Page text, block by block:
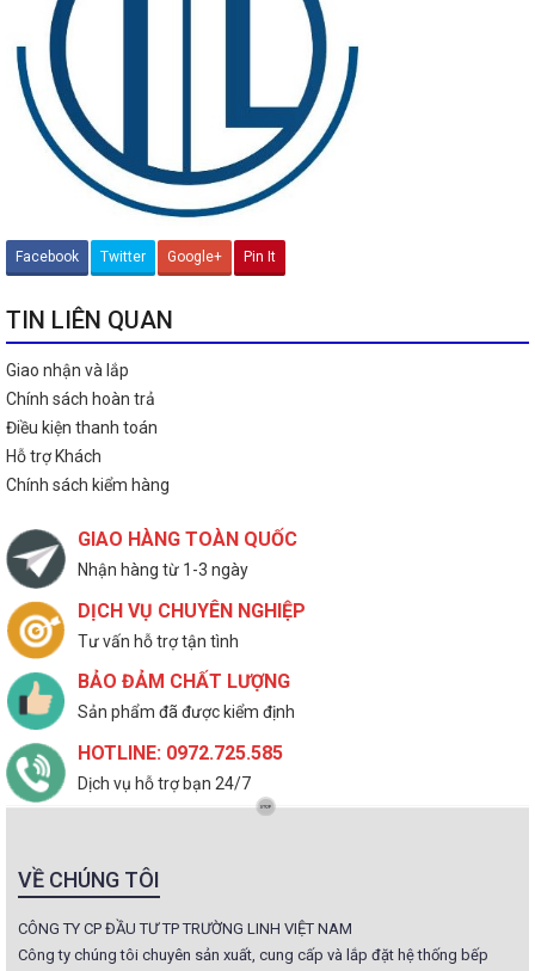
Facebook Twitter Google+ Pin It
TIN LIÊN QUAN
Giao nhận và lắp
Chính sách hoàn trả
Điều kiện thanh toán
Hỗ trợ Khách
Chính sách kiểm hàng
GIAO HÀNG TOÀN QUỐC
Nhận hàng từ 1-3 ngày
DỊCH VỤ CHUYÊN NGHIỆP
Tư vấn hỗ trợ tận tình
BẢO ĐẢM CHẤT LƯỢNG
Sản phẩm đã được kiểm định
HOTLINE: 0972.725.585
Dịch vụ hỗ trợ bạn 24/7
VỀ CHÚNG TÔI
CÔNG TY CP ĐẦU TƯ TP TRƯỜNG LINH VIỆT NAM
Công ty chúng tôi chuyên sản xuất, cung cấp và lắp đặt hệ thống bếp